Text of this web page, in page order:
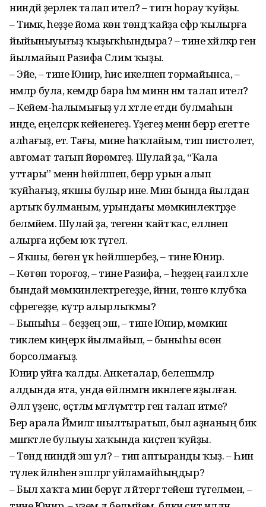
ниндәй әҙерлек талап ителә? – тигән һорау ҡуйҙы.
– Тимәк, һеҙҙе йома көн төндә ҡайҙа сәфәр ҡылырға
йыйыныуығыҙ ҡыҙыҡһындыра? – тине хәйләкәр генә
йылмайып Разифа Сәлим ҡыҙы.
– Эйе, – тине Юнир, һис икеләнеп тормайынса, –
нәмәләр була, кемдәр бара һәм минән нәмә талап ителә?
– Кейем-һалымығыҙ ул хәтле етди булмаһын
инде, еңелсәрәк кейенегеҙ. Үҙегеҙ менән берәр егетте
алһағыҙ, етә. Тағы, мине һаҡлайым, тип пистолет,
автомат тағып йөрөмәгеҙ. Шулай ҙа, “Ҡала
уттары” менән һөйләшеп, берәр урын алып
ҡуйһағыҙ, яҡшы булыр ине. Мин бында йылдан
артыҡ булманым, урындағы мөмкинлектәрҙе
белмәйем. Шулай ҙа, тегенән ҡайтҡас, елләнеп
алырға иҫәбем юҡ түгел.
– Яҡшы, бөгөн үк һөйләшербеҙ, – тине Юнир.
– Көтөп тороғоҙ, – тине Разифа, – һеҙҙең ғаилә хәле
бындай мөмкинлектәрегеҙҙе, йәғни, төнгө клубҡа
сәфәрегеҙҙе, күтәрә алырлыҡмы?
– Быныһы – беҙҙең эш, – тине Юнир, мөмкин
тиклем киңерәк йылмайып, – быныһы өсөн
борсолмағыҙ.
Юнир уйға ҡалды. Анкеталар, белешмәләр
алдында ята, унда өйләнмәгән икәнлеге яҙылған.
Әллә үҙенсә, өҫтәлмә мәғлүмәттәр генә талап итәме?
Бер арала Йәмиләгә шылтыратып, был аҙнаның бик
мәшәҡәтле булыуы хаҡында киҫәтеп ҡуйҙы.
– Төндә ниндәй эш ул? – тип аптыранды ҡыҙ. – Һин
тәүлек әйләнәһенә эшләргә уйламайһыңдыр?
– Был хаҡта мин берәүгә лә әйтергә тейеш түгелмен, –